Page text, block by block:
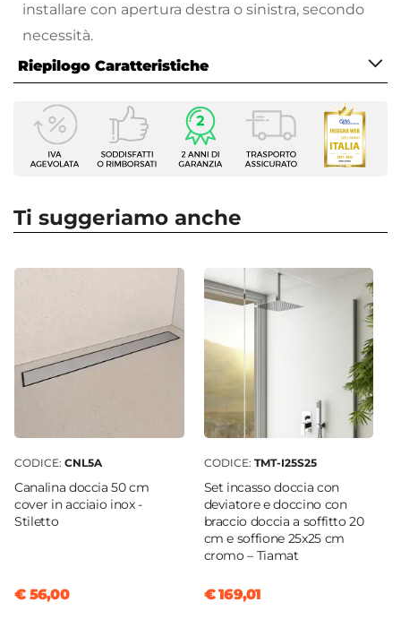
installare con apertura destra o sinistra, secondo
necessità.
I numerosi vantaggi dell'acrilico: la leggerezza,
pulizia agevole.
box docciainacrilicosi distinguono per la
dei materiali ferrosi, l'acrilico offre buona
robustezzasenza appesantire la struttura. Il
basterà fissare la struttura a muro e inserire la
porta in base alle proprie esigenze.
Riepilogo Caratteristiche
Caratteristiche
Serie
Nexor
Apertura
Ad angolo
Materiale Anta
1,5 mm
Materiale Profilo
Bianco
Ti suggeriamo anche
CODICE: CNL5A
Canalina doccia 50 cm
cover in acciaio inox -
Stiletto
€ 56,00
CODICE: TMT-I25S25
Set incasso doccia con
deviatore e doccino con
braccio doccia a soffitto 20
cm e soffione 25x25 cm
cromo – Tiamat
€ 169,01